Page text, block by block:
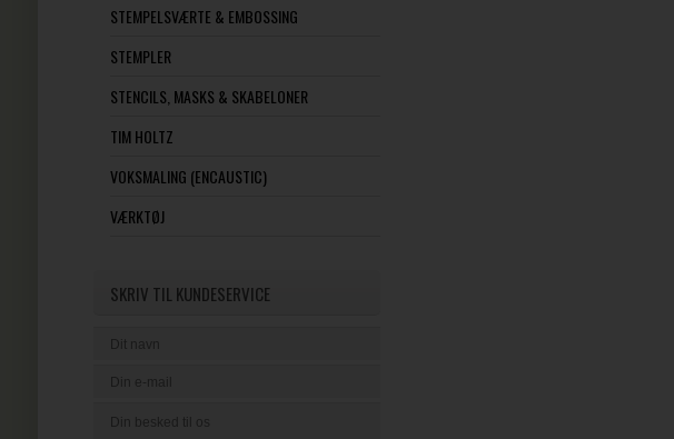
STEMPELSVÆRTE & EMBOSSING
STEMPLER
STENCILS, MASKS & SKABELONER
TIM HOLTZ
VOKSMALING (ENCAUSTIC)
VÆRKTØJ
SKRIV TIL KUNDESERVICE